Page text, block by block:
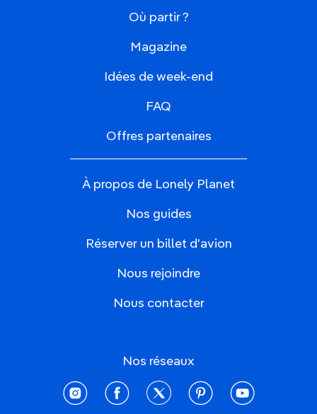
Où partir ?
Magazine
Idées de week-end
FAQ
Offres partenaires
À propos de Lonely Planet
Nos guides
Réserver un billet d'avion
Nous rejoindre
Nous contacter
Nos réseaux
instagramfacebooktwitter pinterestyoutube